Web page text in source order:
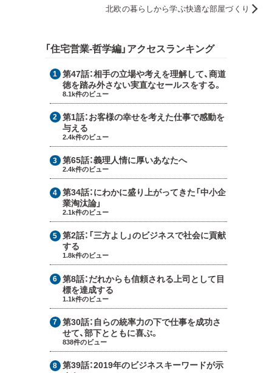
北欧の暮らしから学ぶ快適な部屋づくり
「住宅営業-哲学編」アクセスランキング
第47話：相手の立場や考えを理解して、商道
徳を踏み外さない実直なセールスをする。
8.1k件のビュー
第1話：お客様の幸せを考えた仕事で感動を
与える
2.4k件のビュー
第65話：義理人情に厚いあなたへ
2.4k件のビュー
第34話：にわかに盛り上がってきた「中小企
業淘汰論」
2.1k件のビュー
第2話： 「三方よし」のビジネスで社会に貢献
する
1.8k件のビュー
第8話：だれからも信頼される上司として目
標を達成する
1.1k件のビュー
第30話： 自らの統率力の下で仕事を成功さ
せて、部下とともに喜ぶ。
838件のビュー
第39話：2019年のビジネスキーワードが示